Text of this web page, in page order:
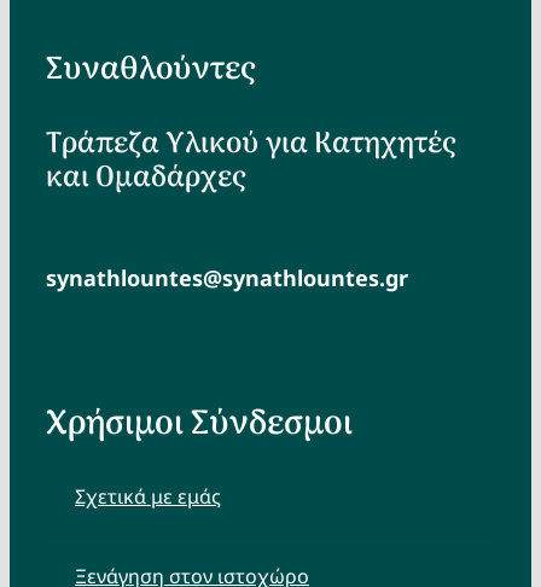
Συναθλούντες
Τράπεζα Υλικού για Κατηχητές
και Ομαδάρχες
synathlountes@synathlountes.gr
Χρήσιμοι Σύνδεσμοι
Σχετικά με εμάς
Ξενάγηση στον ιστοχώρο